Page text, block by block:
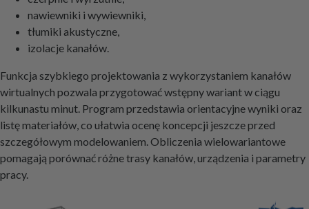
nawiewniki i wywiewniki,
tłumiki akustyczne,
izolacje kanałów.
Funkcja szybkiego projektowania z wykorzystaniem kanałów
wirtualnych pozwala przygotować wstępny wariant w ciągu
kilkunastu minut. Program przedstawia orientacyjne wyniki oraz
listę materiałów, co ułatwia ocenę koncepcji jeszcze przed
szczegółowym modelowaniem. Obliczenia wielowariantowe
pomagają porównać różne trasy kanałów, urządzenia i parametry
pracy.